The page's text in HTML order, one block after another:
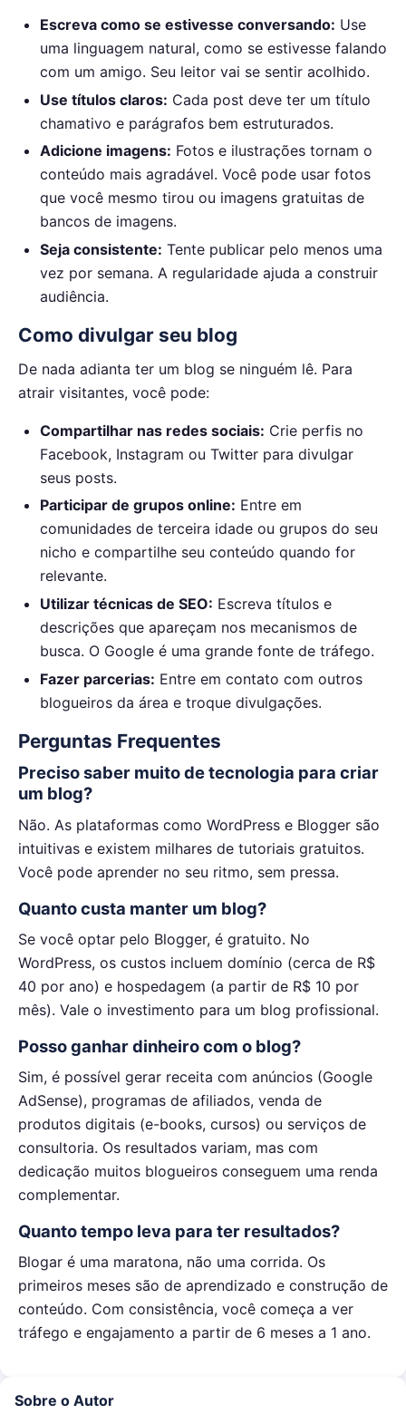
Escreva como se estivesse conversando: Use
uma linguagem natural, como se estivesse falando
com um amigo. Seu leitor vai se sentir acolhido.
Use títulos claros: Cada post deve ter um título
chamativo e parágrafos bem estruturados.
Adicione imagens: Fotos e ilustrações tornam o
conteúdo mais agradável. Você pode usar fotos
que você mesmo tirou ou imagens gratuitas de
bancos de imagens.
Seja consistente: Tente publicar pelo menos uma
vez por semana. A regularidade ajuda a construir
audiência.
Como divulgar seu blog
De nada adianta ter um blog se ninguém lê. Para
atrair visitantes, você pode:
Compartilhar nas redes sociais: Crie perfis no
Facebook, Instagram ou Twitter para divulgar
seus posts.
Participar de grupos online: Entre em
comunidades de terceira idade ou grupos do seu
nicho e compartilhe seu conteúdo quando for
relevante.
Utilizar técnicas de SEO: Escreva títulos e
descrições que apareçam nos mecanismos de
busca. O Google é uma grande fonte de tráfego.
Fazer parcerias: Entre em contato com outros
blogueiros da área e troque divulgações.
Perguntas Frequentes
Preciso saber muito de tecnologia para criar
um blog?
Não. As plataformas como WordPress e Blogger são
intuitivas e existem milhares de tutoriais gratuitos.
Você pode aprender no seu ritmo, sem pressa.
Quanto custa manter um blog?
Se você optar pelo Blogger, é gratuito. No
WordPress, os custos incluem domínio (cerca de R$
40 por ano) e hospedagem (a partir de R$ 10 por
mês). Vale o investimento para um blog profissional.
Posso ganhar dinheiro com o blog?
Sim, é possível gerar receita com anúncios (Google
AdSense), programas de afiliados, venda de
produtos digitais (e-books, cursos) ou serviços de
consultoria. Os resultados variam, mas com
dedicação muitos blogueiros conseguem uma renda
complementar.
Quanto tempo leva para ter resultados?
Blogar é uma maratona, não uma corrida. Os
primeiros meses são de aprendizado e construção de
conteúdo. Com consistência, você começa a ver
tráfego e engajamento a partir de 6 meses a 1 ano.
Sobre o Autor